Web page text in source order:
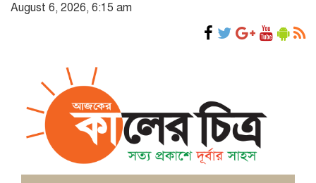
August 6, 2026, 6:15 am